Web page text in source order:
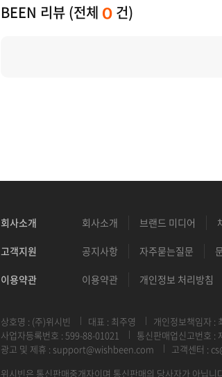
BEEN 리뷰 (전체 0 건)
회사소개 회사소개 브랜드 미디어
고객지원 공지사항 자주묻는질문
이용약관 이용약관 개인정보 처리방침
상호명 : (주)위시빈 대표 : 최주영
개인정보책임자 :
사업자등록번호 : 599-88-01021
통신판매업신고번호 :
광고 및 제휴 : support@wishbeen.com
고객센터 :
위시빈은 통신판매중개자이며 통신판매의 당사자가 아닙